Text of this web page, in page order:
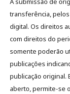
transferência,
digital. Os direitos
com direitos do
somente poderão
publicações
publicação original.
aberto, permite-se